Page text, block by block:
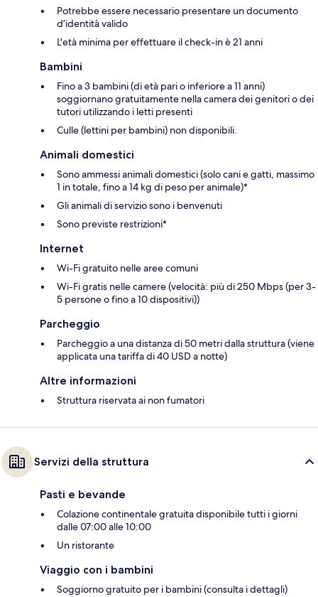
Potrebbe essere necessario presentare un documento
d’identità valido
L'età minima per effettuare il check-in è 21 anni
Bambini
Fino a 3 bambini (di età pari o inferiore a 11 anni)
soggiornano gratuitamente nella camera dei genitori o dei
tutori utilizzando i letti presenti
Culle (lettini per bambini) non disponibili.
Animali domestici
Sono ammessi animali domestici (solo cani e gatti, massimo
1 in totale, fino a 14 kg di peso per animale)*
Gli animali di servizio sono i benvenuti
Sono previste restrizioni*
Internet
Wi-Fi gratuito nelle aree comuni
Wi-Fi gratis nelle camere (velocità: più di 250 Mbps (per 3-
5 persone o fino a 10 dispositivi))
Parcheggio
Parcheggio a una distanza di 50 metri dalla struttura (viene
applicata una tariffa di 40 USD a notte)
Altre informazioni
Struttura riservata ai non fumatori
Servizi della struttura
Pasti e bevande
Colazione continentale gratuita disponibile tutti i giorni
dalle 07:00 alle 10:00
Un ristorante
Viaggio con i bambini
Soggiorno gratuito per i bambini (consulta i dettagli)